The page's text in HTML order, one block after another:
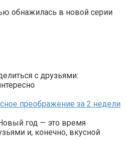
с друзьями:
преображение за 2 недели
год — это время
и, конечно, вкусной